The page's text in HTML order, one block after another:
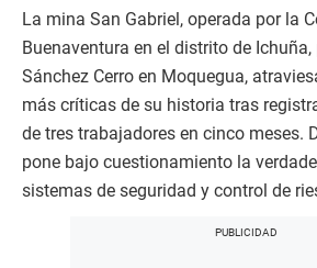
La mina San Gabriel, operada por la
Buenaventura en el distrito de
Sánchez Cerro en Moquegua,
más críticas de su historia tras
de tres trabajadores en cinco meses.
pone bajo cuestionamiento la
sistemas de seguridad y control de